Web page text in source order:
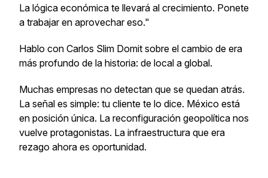
La lógica económica te llevará al crecimiento. Ponete
a trabajar en aprovechar eso."
Hablo con Carlos Slim Domit sobre el cambio de era
más profundo de la historia: de local a global.
Muchas empresas no detectan que se quedan atrás.
La señal es simple: tu cliente te lo dice. México está
en posición única. La reconfiguración geopolítica nos
vuelve protagonistas. La infraestructura que era
rezago ahora es oportunidad.